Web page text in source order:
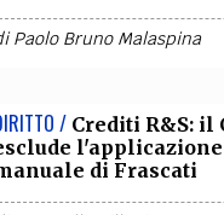
Paolo Bruno Malaspina
/ Crediti R&S: il
di Frascati